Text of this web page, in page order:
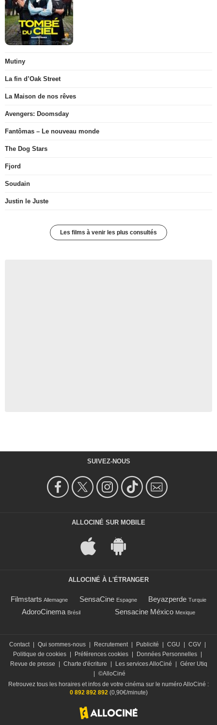
Mutiny
La fin d’Oak Street
La Maison de nos rêves
Avengers: Doomsday
Fantômas – Le nouveau monde
The Dog Stars
Fjord
Soudain
Justin le Juste
Les films à venir les plus consultés
SUIVEZ-NOUS
ALLOCINÉ SUR MOBILE
ALLOCINÉ À L'ÉTRANGER
Filmstarts Allemagne SensaCine Espagne Beyazperde Turquie
AdoroCinema Brésil Sensacine México Mexique
Contact | Qui sommes-nous | Recrutement | Publicité | CGU | CGV |
Politique de cookies | Préférences cookies | Données Personnelles |
Revue de presse
| Charte d'écriture | Les services AlloCiné | Gérer Utiq
| ©AlloCiné
Retrouvez tous les horaires et infos de votre cinéma sur le numéro AlloCiné :
0 892 892 892(0,90€/minute)